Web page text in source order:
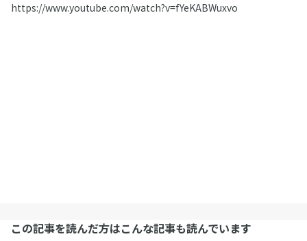
https://www.youtube.com/watch?v=fYeKABWuxvo
この記事を読んだ方はこんな記事も読んでいます